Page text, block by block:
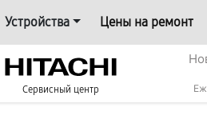
Устройства Цены на ремонт
Сервисный центр